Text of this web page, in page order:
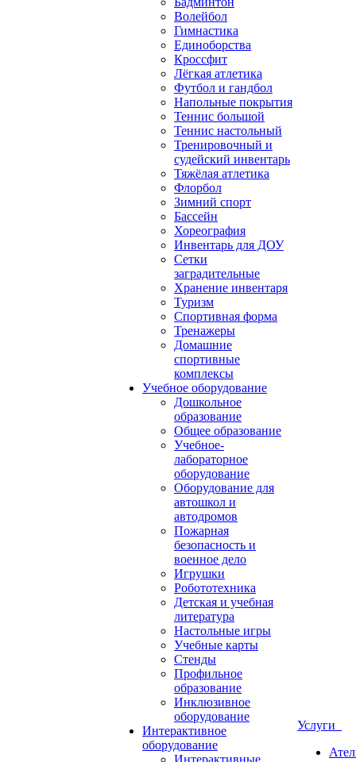
Волейбол
Гимнастика
Единоборства
Кроссфит
Лёгкая атлетика
Футбол и гандбол
Напольные покрытия
Теннис большой
Теннис настольный
Тренировочный и
судейский инвентарь
Тяжёлая атлетика
Флорбол
Зимний спорт
Бассейн
Хореография
Инвентарь для ДОУ
Сетки
заградительные
Хранение инвентаря
Туризм
Спортивная форма
Тренажеры
Домашние
спортивные
комплексы
Учебное оборудование
Дошкольное
образование
Общее образование
Учебное-
лабораторное
оборудование
Оборудование для
автошкол и
автодромов
Пожарная
безопасность и
военное дело
Игрушки
Робототехника
Детская и учебная
литература
Настольные игры
Учебные карты
Стенды
Профильное
образование
Инклюзивное
оборудование
Интерактивное
оборудование
Интерактивные
Услуги